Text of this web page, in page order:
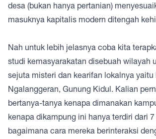
desa (bukan hanya pertanian)
masuknya kapitalis modern ditengah
Nah untuk lebih jelasnya coba kita
studi kemasyarakatan disebuah wilayah
sejuta misteri dan kearifan lokalnya yaitu
Ngalanggeran, Gunung Kidul. Kalian
bertanya-tanya kenapa dimanakan
kenapa dikampung ini hanya terdiri dari 7
bagaimana cara mereka berinteraksi